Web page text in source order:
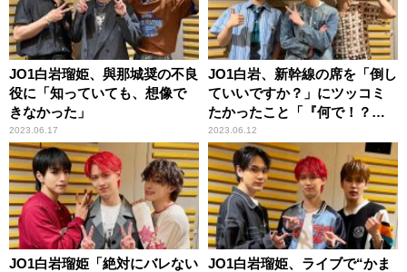
JO1白岩瑠姫、與那城奨の不良
役に「知っていても、想像で
きなかった」
2023.06.17
JO1白岩、新幹線の席を「倒し
ていいですか？」にツッコミ
たかったこと「『何で！？』
と思って……」
2023.06.12
JO1白岩瑠姫「絶対にバレない
JO1白岩瑠姫、ライブで“かま